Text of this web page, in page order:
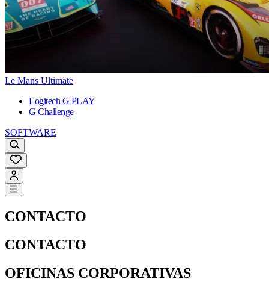
Le Mans Ultimate
Logitech G PLAY
G Challenge
SOFTWARE
CONTACTO
CONTACTO
OFICINAS CORPORATIVAS